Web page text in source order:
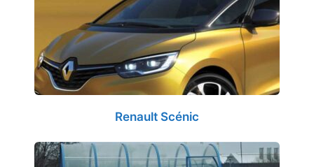
Renault Scénic